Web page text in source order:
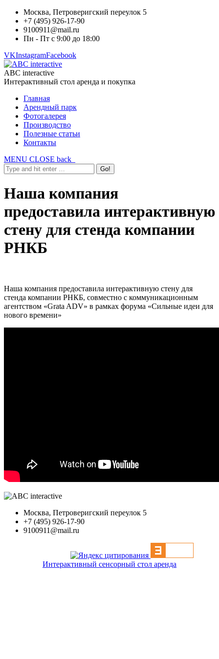
Москва, Петроверигский переулок 5
+7 (495) 926-17-90
9100911@mail.ru
Пн - Пт с 9:00 до 18:00
VKInstagramFacebook
ABC interactive
Интерактивный стол аренда и покупка
Главная
Арендный парк
Фотогалерея
Производство
Полезные статьи
Контакты
MENU CLOSE back
Наша компания
предоставила интерактивную
стену для стенда компании
РНКБ
Наша компания предоставила интерактивную стену для
стенда компании РНКБ, совместно с коммуникационным
агентством «Grata ADV» в рамках форума «Сильные идеи для
нового времени»
Москва, Петроверигский переулок 5
+7 (495) 926-17-90
9100911@mail.ru
Интерактивный сенсорный стол аренда